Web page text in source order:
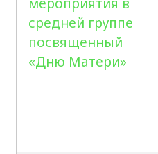
средней группе
посвященный
«Дню Матери»